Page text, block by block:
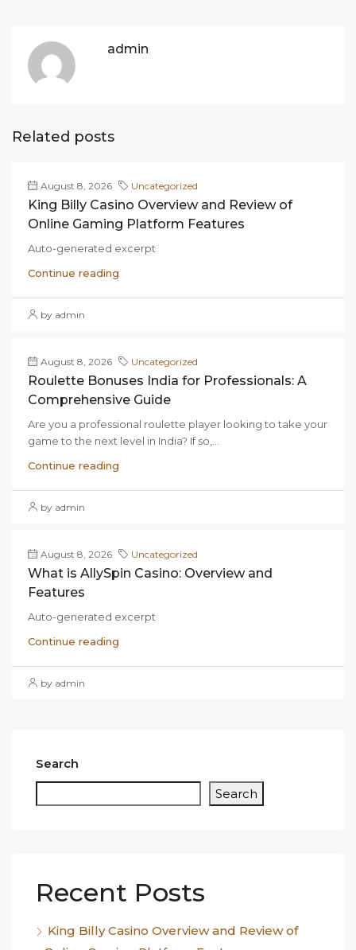
admin
Related posts
August 8, 2026 Uncategorized
King Billy Casino Overview and Review of
Online Gaming Platform Features
Auto-generated excerpt
Continue reading
by admin
August 8, 2026 Uncategorized
Roulette Bonuses India for Professionals: A
Comprehensive Guide
Are you a professional roulette player looking to take your
game to the next level in India? If so,...
Continue reading
by admin
August 8, 2026 Uncategorized
What is AllySpin Casino: Overview and
Features
Auto-generated excerpt
Continue reading
by admin
Search
Search
Recent Posts
King Billy Casino Overview and Review of